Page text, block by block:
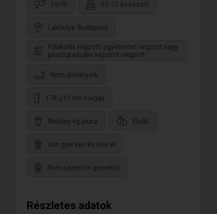
Férfit 65-71 év között
Lakhelye: Budapest
Főiskolát végzett, egyetemet végzett vagy
posztgraduális képzést végzett
Nem dohányzik
178-211 cm magas
Néhány kg plusz Elvált
Van gyereke és vele él
Nem szeretne gyereket
Részletes adatok